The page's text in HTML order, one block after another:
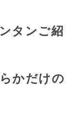
ンご紹
けの